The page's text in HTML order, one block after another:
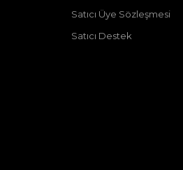
Satıcı Üye Sözleşmesi
Satıcı Destek